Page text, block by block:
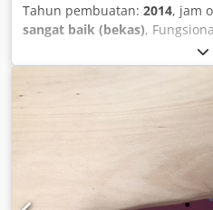
Tahun pembuatan: 2014, jam
sangat baik (bekas),
, nomor mesin/
our demonstration tool
functional: Csdpfxjv Ipcls
Cordless Shut-off Screwdriver
speed setting (via optional
1000 rpm Torque range: 0.8
Length: 215 mm Weight
for industrial manufacturing
upon request.